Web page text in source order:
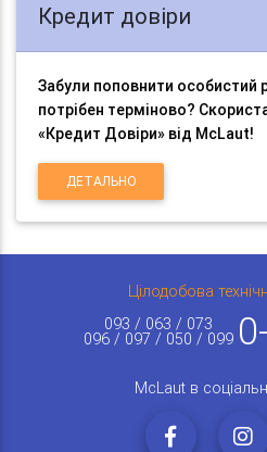
Кредит довіри
Забули поповнити особистий
потрібен терміново?
«Кредит Довіри» від McLaut!
ДЕТАЛЬНО
Цілодобова
093 / 063 / 073
096 / 097 / 050 / 099
McLaut в